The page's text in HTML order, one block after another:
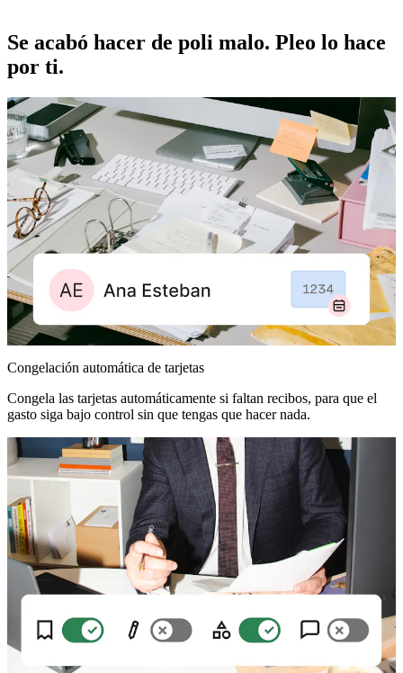
Se acabó hacer de poli malo. Pleo lo hace
por ti.
Congelación automática de tarjetas
Congela las tarjetas automáticamente si faltan recibos, para que el
gasto siga bajo control sin que tengas que hacer nada.